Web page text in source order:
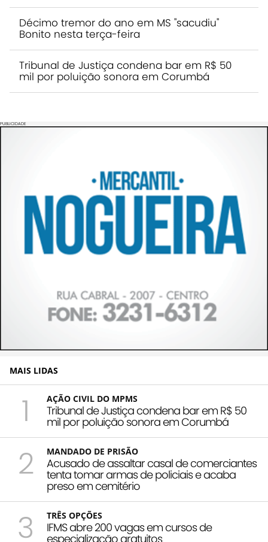
Décimo tremor do ano em MS "sacudiu"
Bonito nesta terça-feira
Tribunal de Justiça condena bar em R$ 50
mil por poluição sonora em Corumbá
PUBLICIDADE
MAIS LIDAS
1 AÇÃO CIVIL DO MPMS
Tribunal de Justiça condena bar em R$ 50
mil por poluição sonora em Corumbá
2 MANDADO DE PRISÃO
Acusado de assaltar casal de comerciantes
tenta tomar armas de policiais e acaba
preso em cemitério
3 TRÊS OPÇÕES
IFMS abre 200 vagas em cursos de
especialização gratuitos